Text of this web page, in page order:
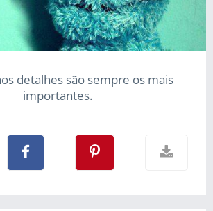
detalhes são sempre os mais
importantes.